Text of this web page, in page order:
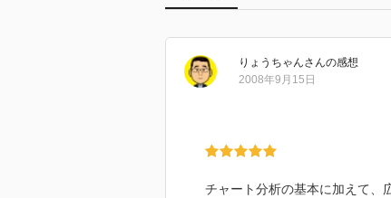
りょうちゃんさんの感想
2008年9月15日
チャート分析の基本に加えて、